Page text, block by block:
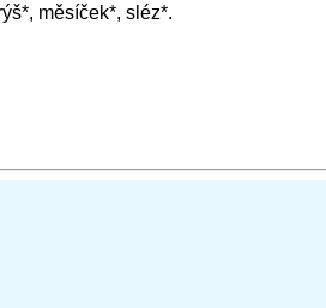
měsíček*, sléz*.